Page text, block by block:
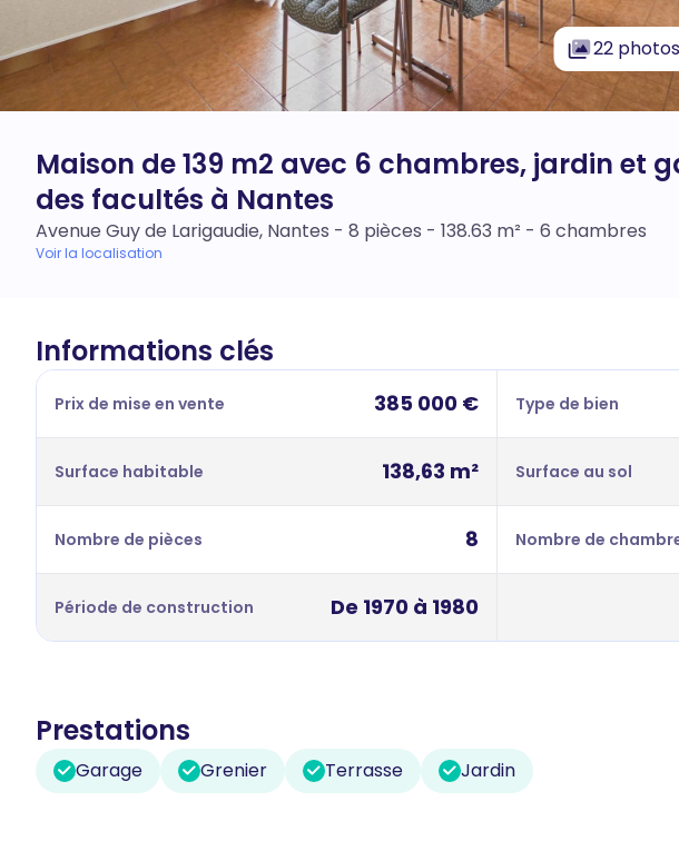
22 photos
Maison de 139 m2 avec 6 chambres, jardin et
des facultés à Nantes
Avenue Guy de Larigaudie, Nantes - 8 pièces - 138.63 m² - 6 chambres
Voir la localisation
Informations clés
Prix de mise en vente 385 000 € Type de bien
Surface habitable 138,63 m² Surface au sol
Nombre de pièces 8 Nombre de
Période de construction De 1970 à 1980
Prestations
Garage Grenier Terrasse Jardin